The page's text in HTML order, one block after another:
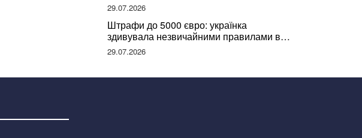
29.07.2026
Штрафи до 5000 євро: українка
здивувала незвичайними правилами в
Німеччині та поділилася правдою
29.07.2026